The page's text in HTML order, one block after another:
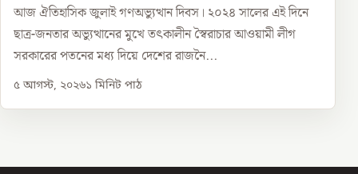
আজ ঐতিহাসিক জুলাই গণঅভ্যুত্থান দিবস। ২০২৪ সালের এই দিনে
ছাত্র-জনতার অভ্যুত্থানের মুখে তৎকালীন স্বৈরাচার আওয়ামী লীগ
সরকারের পতনের মধ্য দিয়ে দেশের রাজনৈ...
৫ আগস্ট, ২০২৬১ মিনিট পাঠ